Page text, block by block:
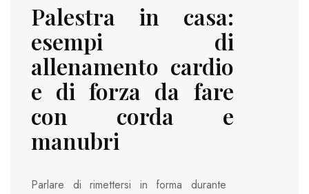
Palestra in casa:
esempi di
allenamento cardio
e di forza da fare
con corda e
manubri
Parlare di rimettersi in forma durante